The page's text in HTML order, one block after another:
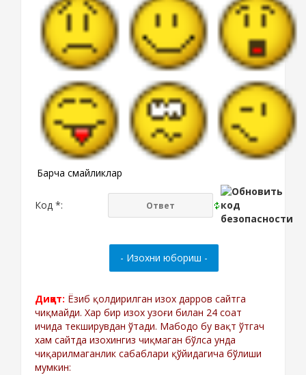
Барча смайликлар
Код *:
Диққат: Ёзиб қолдирилган изох дарров сайтга
чиқмайди. Хар бир изох узоғи билан 24 соат
ичида текширувдан ўтади. Мабодо бу вақт ўтгач
хам сайтда изохингиз чиқмаган бўлса унда
чиқарилмаганлик сабаблари қўйидагича бўлиши
мумкин: